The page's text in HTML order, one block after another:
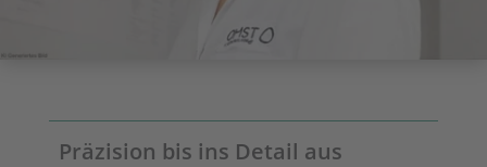
Präzision bis ins Detail aus